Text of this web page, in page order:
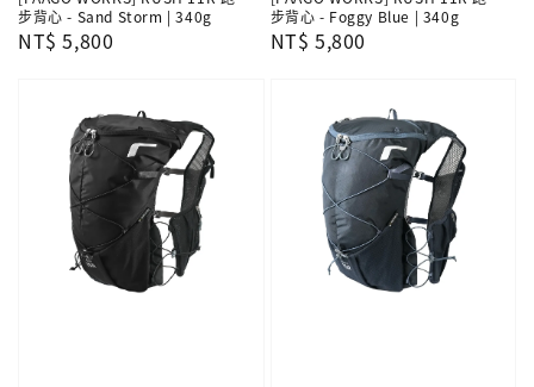
步背心 - Sand Storm | 340g
Regular
NT$ 5,800
步背心 - Foggy Blue | 340g
Regular
NT$ 5,800